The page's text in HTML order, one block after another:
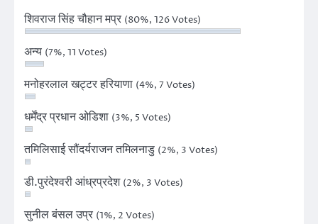
शिवराज सिंह चौहान मप्र (80%, 126 Votes)
अन्य (7%, 11 Votes)
मनोहरलाल खट्टर हरियाणा (4%, 7 Votes)
धर्मेंद्र प्रधान ओडिशा (3%, 5 Votes)
तमिलिसाई सौंदर्यराजन तमिलनाडु (2%, 3 Votes)
डी.पुरंदेश्वरी आंध्रप्रदेश (2%, 3 Votes)
सुनील बंसल उप्र (1%, 2 Votes)